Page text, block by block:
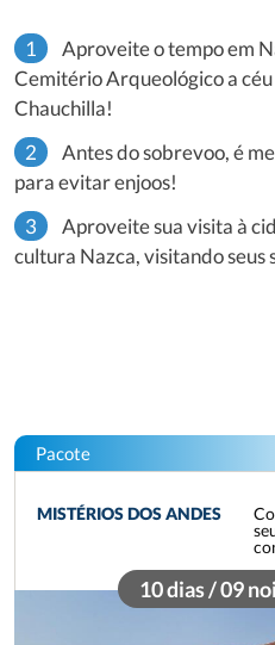
Aproveite o tempo em
Cemitério Arqueológico a
Chauchilla!
Antes do sobrevoo, é
para evitar enjoos!
Aproveite sua visita à
cultura Nazca, visitando seus
Pacote
MISTÉRIOS DOS ANDES
10 dias / 09